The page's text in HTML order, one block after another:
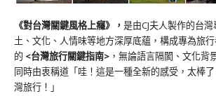
《對台灣關鍵風格上癮》 ， 是由CJ夫人製作的台
土、文化、人情味等地方深厚底蘊，構成專為旅
的 <台灣旅行關鍵指南> ，無論語言隔閡、文化背
同時由衷稱道「哇！這是一種全新的感受，太棒
灣旅行！」